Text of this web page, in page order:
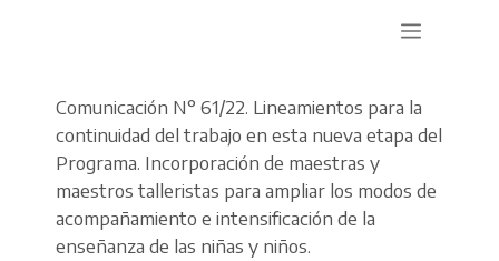
Comunicación N° 61/22. Lineamientos para la
continuidad del trabajo en esta nueva etapa del
Programa. Incorporación de maestras y
maestros talleristas para ampliar los modos de
acompañamiento e intensificación de la
enseñanza de las niñas y niños.